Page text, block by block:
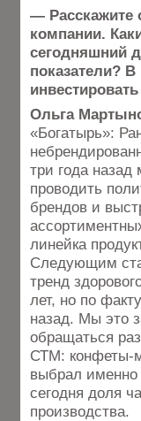
— Расскажите
компании.
сегодняшний
показатели?
Ольга
«Богатырь»:
три года
проводить
брендов и
линейка
Следующим
тренд
лет, но по
назад. Мы это
обращаться
СТМ: конфеты-
выбрал именно
сегодня доля
производства.